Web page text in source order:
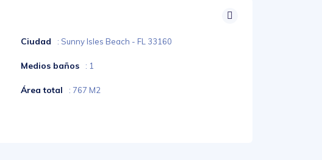
Ciudad : Sunny Isles Beach - FL 33160
Medios baños : 1
Área total : 767 M2